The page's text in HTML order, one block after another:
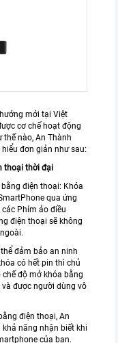
mới tại Việt
cơ chế hoạt động
nào, An Thành
đơn giản như sau:
thoại thời đại
điện thoại: Khóa
qua ứng
Phím ảo điều
điện thoại sẽ không
đảm bảo an ninh
có hết pin thì chủ
độ mở khóa bằng
được người dùng vô
điện thoại, An
năng nhận biết khi
của bạn.